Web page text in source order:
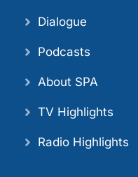
Dialogue
Podcasts
About SPA
TV Highlights
Radio Highlights